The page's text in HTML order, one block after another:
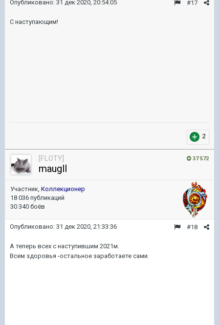
#17
Опубликовано: 31 дек 2020, 20:54:05
С наступающим!
2
37 572
[FLOTY]
maugll
Участник, Коллекционер
18 036 публикаций
30 340 боёв
#18
Опубликовано: 31 дек 2020, 21:33:36
А теперь всех с наступившим 2021м.
Всем здоровья -остальное заработаете сами.